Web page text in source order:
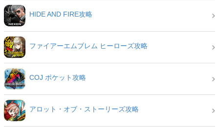
HIDE AND FIRE攻略
ファイアーエムブレム ヒーローズ攻略
COJ ポケット攻略
アロット・オブ・ストーリーズ攻略